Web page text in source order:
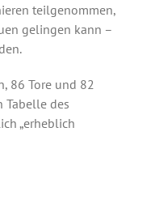
teilgenommen,
gelingen kann –
86 Tore und 82
Tabelle des
„erheblich